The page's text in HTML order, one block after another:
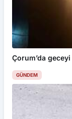
Çorum’da
GÜNDEM